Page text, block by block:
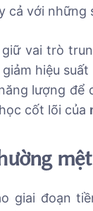
cả với những
vai trò
giảm hiệu
lượng
cốt lõi của
giai đoạn